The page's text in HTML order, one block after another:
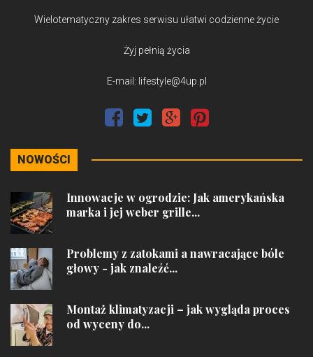
Wielotematyczny zakres serwisu ułatwi codzienne życie
Żyj pełnią życia
E-mail: lifestyle@4up.pl
NOWOŚCI
Innowacje w ogrodzie: Jak amerykańska
marka i jej weber grille...
Problemy z zatokami a nawracające bóle
głowy - jak znaleźć...
Montaż klimatyzacji – jak wygląda proces
od wyceny do...